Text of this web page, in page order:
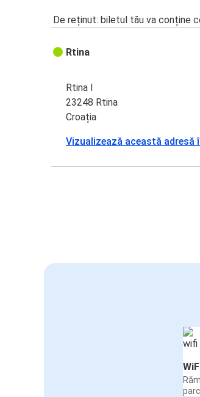
De reținut: biletul tău va conține
Rtina
Rtina I
23248 Rtina
Croația
Vizualizează această adresă